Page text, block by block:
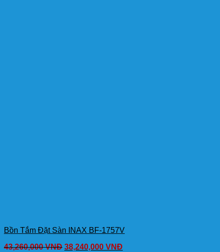
Bồn Tắm Đặt Sàn INAX BF-1757V
43,260,000VNĐ 38,240,000 VNĐ